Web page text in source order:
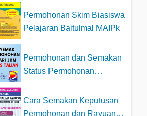
Permohonan Skim Biasiswa
Pelajaran Baitulmal MAIPk
Permohonan dan Semakan
Status Permohonan
Cara Semakan Keputusan
Permohonan dan Rayuan